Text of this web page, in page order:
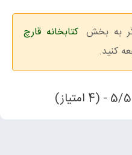
به بخش کتابخانه قارچ
کنید.
5/5 - (4 امتیاز)